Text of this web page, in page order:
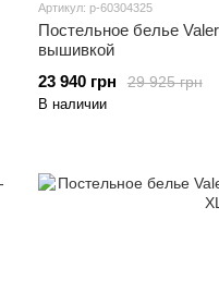
Артикул: p-60304325
Постельное белье
вышивкой
29 925 грн
23 940 грн
В наличии